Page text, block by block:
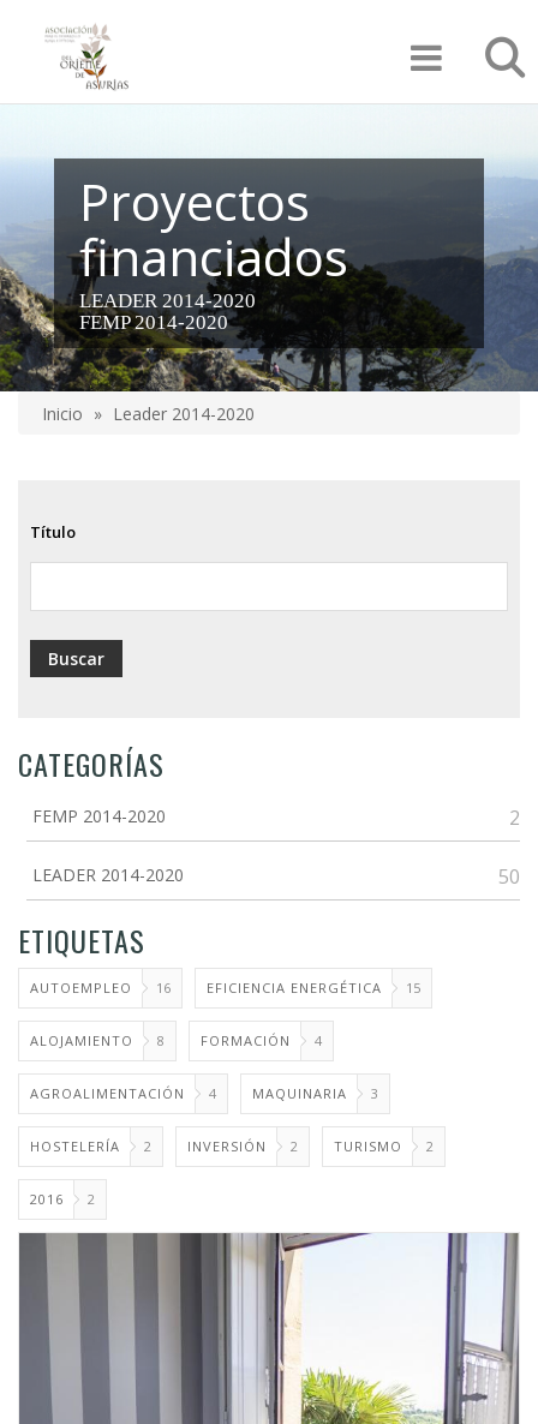
contenido
Proyectos
financiados
LEADER 2014-2020
FEMP 2014-2020
de
ayuda
a
la
Inicio Leader 2014-2020
Título
CATEGORÍAS
FEMP 2014-2020 2
LEADER 2014-2020 50
ETIQUETAS
AUTOEMPLEO 16 EFICIENCIA ENERGÉTICA 15
ALOJAMIENTO 8 FORMACIÓN 4
AGROALIMENTACIÓN 4 MAQUINARIA 3
HOSTELERÍA 2 INVERSIÓN 2 TURISMO 2
2016 2